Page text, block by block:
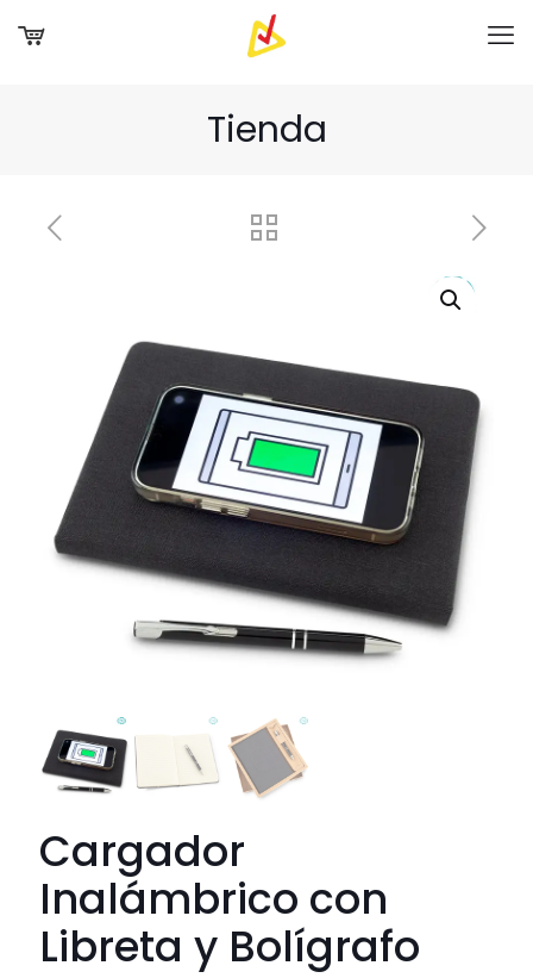
Tienda
Cargador
Inalámbrico con
Libreta y Bolígrafo